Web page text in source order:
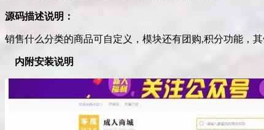
源码描述说明：
销售什么分类的商品可自定义，模块还有团购,积分功能，
内附安装说明